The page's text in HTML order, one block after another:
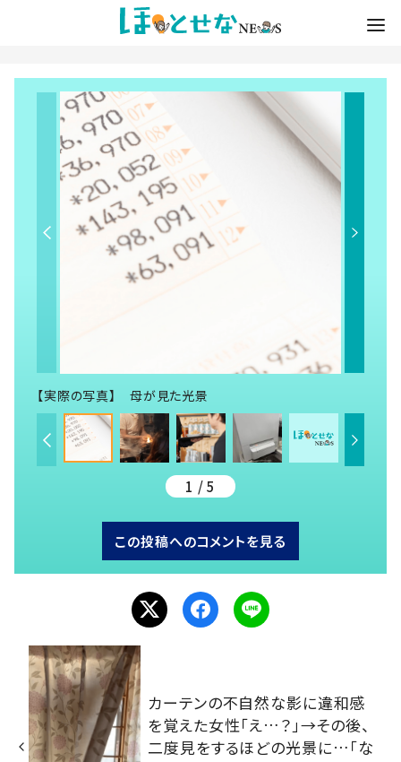
【実際の写真】 母が見た光景
1 / 5
この投稿へのコメントを見る
カーテンの不自然な影に違和感
を覚えた女性「え…？」→その後、
二度見をするほどの光景に…「な